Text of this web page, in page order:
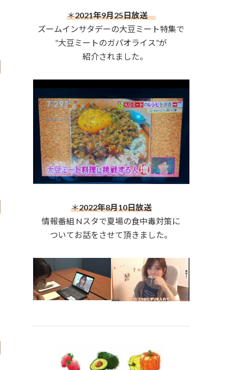
＊2021年9月25日放送
ズームインサタデーの大豆ミート特集で
”大豆ミートのガパオライス”が
紹介されました。
＊2022年8月10日放送
情報番組 Nスタで夏場の食中毒対策に
ついてお話をさせて頂きました。